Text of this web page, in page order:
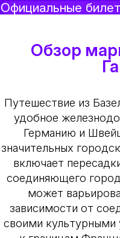
Официальные
Обзор
Путешествие из
удобное
Германию и
значительных
включает
соединяющего
может
зависимости от
своими